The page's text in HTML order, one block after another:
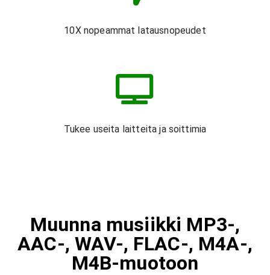
10X nopeammat latausnopeudet
Tukee useita laitteita ja soittimia
Muunna musiikki MP3-,
AAC-, WAV-, FLAC-, M4A-,
M4B-muotoon